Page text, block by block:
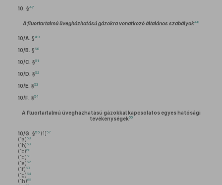
10. §47
A fluortartalmú üvegházhatású gázokra vonatkozó általános szabályok48
10/A. §49
10/B. §50
10/C. §51
10/D. §52
10/E. §53
10/F. §54
A fluortartalmú üvegházhatású gázokkal kapcsolatos egyes hatósági
tevékenységek55
10/G. §56 (1)57
(1a)58
(1b)59
(1c)60
(1d)61
(1e)62
(1f)63
(1g)64
(1h)65